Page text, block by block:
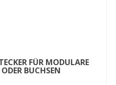
FÜR MODULARE
ODER BUCHSEN